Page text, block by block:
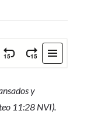
y
11:28 NVI).